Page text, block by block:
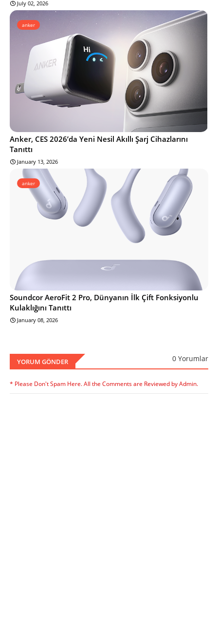
July 02, 2026
anker
Anker, CES 2026’da Yeni Nesil Akıllı Şarj Cihazlarını
Tanıttı
January 13, 2026
anker
Soundcor AeroFit 2 Pro, Dünyanın İlk Çift Fonksiyonlu
Kulaklığını Tanıttı
January 08, 2026
YORUM GÖNDER 0 Yorumlar
* Please Don't Spam Here. All the Comments are Reviewed by Admin.